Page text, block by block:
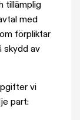
tillämplig
med
förpliktar
skydd av
vi
part: